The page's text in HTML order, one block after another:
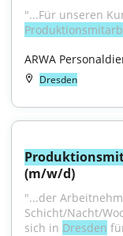
"...Für unseren
ARWA
Dresden
(m/w/d)
"...der
Schicht/Nacht/
sich in Dresden